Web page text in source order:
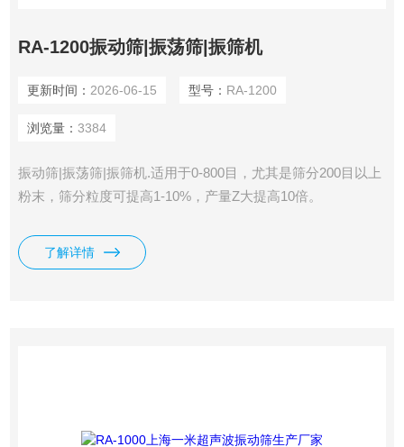
RA-1200振动筛|振荡筛|振筛机
更新时间： 2026-06-15 型号： RA-1200
浏览量： 3384
振动筛|振荡筛|振筛机.适用于0-800目，尤其是筛分200目以上
粉末，筛分粒度可提高1-10%，产量Z大提高10倍。
了解详情